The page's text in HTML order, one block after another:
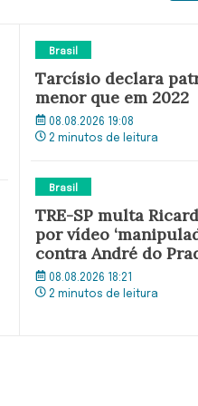
Brasil
Tarcísio declara
menor que em 2022
08.08.2026 19:08
2 minutos de leitura
Brasil
TRE-SP multa
por vídeo
contra André do
08.08.2026 18:21
2 minutos de leitura